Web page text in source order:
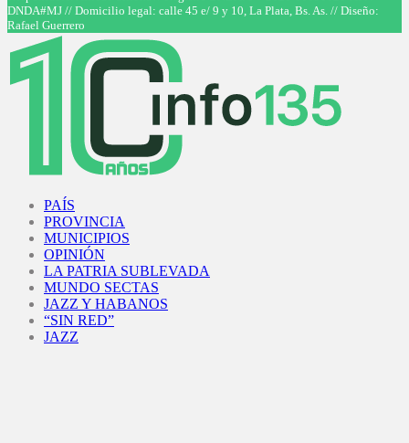
DNDA#MJ // Domicilio legal: calle 45 e/ 9 y 10, La Plata, Bs. As. // Diseño:
Rafael Guerrero
PAÍS
PROVINCIA
MUNICIPIOS
OPINIÓN
LA PATRIA SUBLEVADA
MUNDO SECTAS
JAZZ Y HABANOS
“SIN RED”
JAZZ